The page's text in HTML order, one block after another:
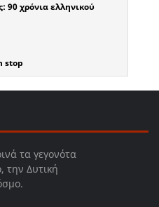
90 χρόνια ελληνικού
stop
τα γεγονότα
την Δυτική